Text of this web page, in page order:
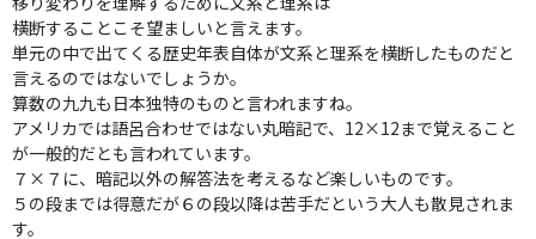
横断することこそ望ましいと言えます。
単元の中で出てくる歴史年表自体が文系と理系を横断したものだと
言えるのではないでしょうか。
算数の九九も日本独特のものと言われますね。
アメリカでは語呂合わせではない丸暗記で、12×12まで覚えること
が一般的だとも言われています。
７×７に、暗記以外の解答法を考えるなど楽しいものです。
５の段までは得意だが６の段以降は苦手だという大人も散見されま
す。